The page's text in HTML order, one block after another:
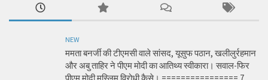
NEW
ममता बनर्जी की टीएमसी वाले सांसद, यूसुफ पठान, खलीलुर्रहमान
और अबु ताहिर ने पीएम मोदी का आतिथ्य स्वीकारा। सवाल-फिर